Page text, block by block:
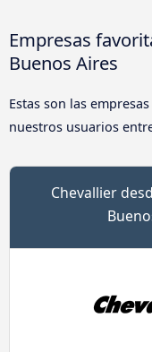
Empresas
Buenos Aires
Estas son las
nuestros usuarios
Chevallier